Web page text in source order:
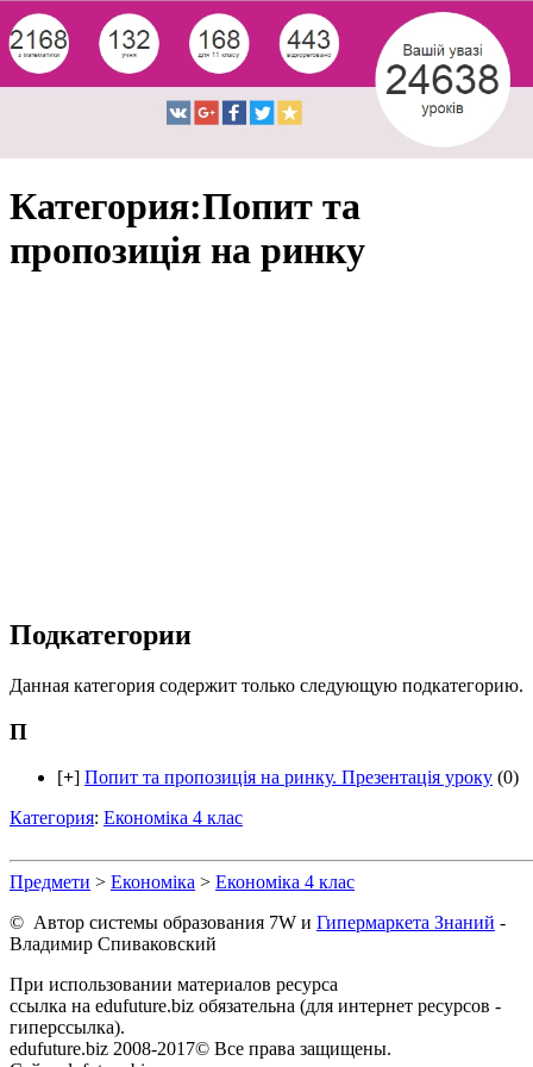
Категория:Попит та
пропозиція на ринку
Подкатегории
Данная категория содержит только следующую подкатегорию.
П
[+] Попит та пропозиція на ринку. Презентація уроку (0)
Категория: Економіка 4 клас
Предмети > Економіка > Економіка 4 клас
© Автор системы образования 7W и Гипермаркета Знаний -
Владимир Спиваковский
При использовании материалов ресурса
ссылка на edufuture.biz обязательна (для интернет ресурсов -
гиперссылка).
edufuture.biz 2008-2017© Все права защищены.